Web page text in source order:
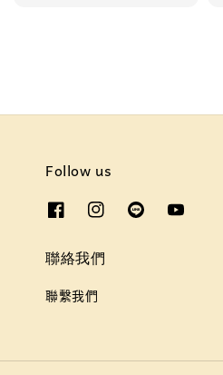
Follow us
聯絡我們
聯繫我們